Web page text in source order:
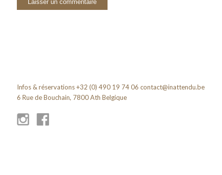
Infos & réservations +32 (0) 490 19 74 06 contact@inattendu.be
6 Rue de Bouchain, 7800 Ath Belgique